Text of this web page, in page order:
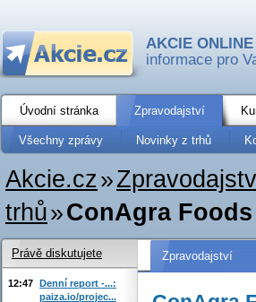
AKCIE ONLINE
informace pro
Úvodní stránka Zpravodajství
Všechny zprávy Novinky z trhů
Akcie.cz»
trhů»ConAgra
Zpravodajství
Právě diskutujete
12:47 Denní report -...:
paiza.io/projec...